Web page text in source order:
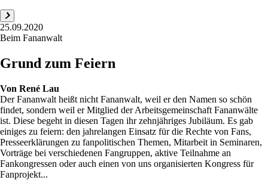
25.09.2020
Beim Fananwalt
Grund zum Feiern
Von René Lau
Der Fananwalt heißt nicht Fananwalt, weil er den Namen so schön
findet, sondern weil er Mitglied der Arbeitsgemeinschaft Fananwälte
ist. Diese begeht in diesen Tagen ihr zehnjähriges Jubiläum. Es gab
einiges zu feiern: den jahrelangen Einsatz für die Rechte von Fans,
Presseerklärungen zu fanpolitischen Themen, Mitarbeit in Seminaren,
Vorträge bei verschiedenen Fangruppen, aktive Teilnahme an
Fankongressen oder auch einen von uns organisierten Kongress für
Fanprojekt...